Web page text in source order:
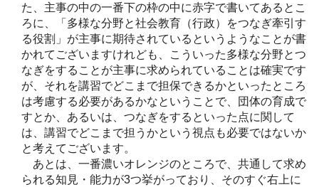
た、主事の中の一番下の枠の中に赤字で書いてあるとこ
ろに、「多様な分野と社会教育（行政）をつなぎ牽引す
る役割」が主事に期待されているというようなことが書
かれてございますけれども、こういった多様な分野とつ
なぎをすることが主事に求められていることは確実です
が、それを講習でどこまで担保できるかといったところ
は考慮する必要があるかなということで、団体の育成で
すとか、あるいは、つなぎをするといった点に関して
は、講習でどこまで担うかという視点も必要ではないか
と考えてございます。
あとは、一番濃いオレンジのところで、共通して求め
られる知見・能力が3つ挙がっており、そのすぐ右上に